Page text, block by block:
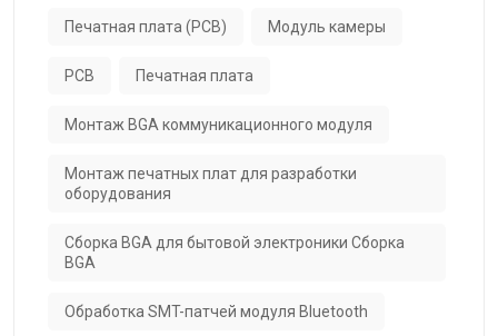
Печатная плата (PCB) Модуль камеры
PCB Печатная плата
Монтаж BGA коммуникационного модуля
Монтаж печатных плат для разработки
оборудования
Сборка BGA для бытовой электроники Сборка
BGA
Обработка SMT-патчей модуля Bluetooth